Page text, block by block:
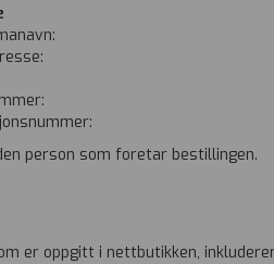
person som foretar bestillingen.
er oppgitt i nettbutikken,